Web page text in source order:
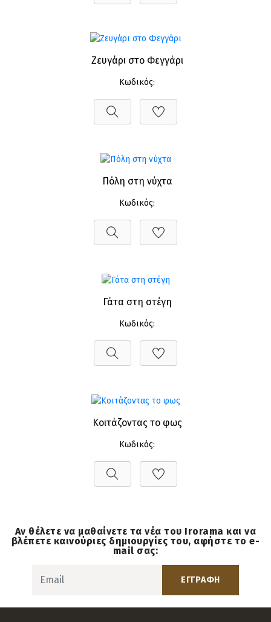
Ζευγάρι στο Φεγγάρι
Κωδικός:
Πόλη στη νύχτα
Κωδικός:
Γάτα στη στέγη
Κωδικός:
Κοιτάζοντας το φως
Κωδικός:
Αν θέλετε να μαθαίνετε τα νέα του Irorama και να
βλέπετε καινούριες δημιουργίες του, αφήστε το e-
mail σας:
ΕΓΓΡΑΦΗ